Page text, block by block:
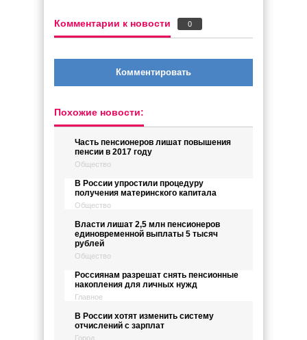
Комментарии к новости 0
Комментировать
Похожие новости:
Часть пенсионеров лишат повышения
пенсии в 2017 году
Общество
В России упростили процедуру
получения материнского капитала
Общество
Власти лишат 2,5 млн пенсионеров
единовременной выплаты 5 тысяч
рублей
Общество
Россиянам разрешат снять пенсионные
накопления для личных нужд
Главное
В России хотят изменить систему
отчислений с зарплат
Город